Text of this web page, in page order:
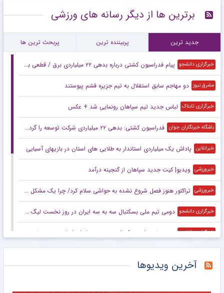
برترین ها از دیگر رسانه های ورزشی
جدید ترین پربیننده ترین پربحث ترین ها
خبرگزاری دانشجو پیام فدراسیون کشتی درباره بدهی ۲۲ میلیاردی برق / قطعی برق مکرر در کمپ تیم های ملی
مشرق نیوز دو مهاجم سابق استقلال به تیم جزیره قشم پیوستند
خبرگزاری تابناک لباس جدید تیم سپاهان رونمایی شد + عکس
باشگاه خبرنگاران جوان فدراسیون کشتی: بدهی ۲۲ میلیاردی شرکت توسعه را گردن ما نیندازید!
خبرانلاین پاداش یک میلیاردی استاندار به طلایی های استان در بازیهای آسیایی
خبرورزشی ویدیو| کیت جدید سپاهان از گنجینه درآمد
خبرورزشی تراکتور هنوز فصل شروع نشده به حواشی سلام کرد/ چرا یک مشکل همیشه برای همه در این تیم تکرار می‌شود؟!
خبرگزاری دانشجو دومی تیم ملی بسکتبال سه به سه ایران در روز نخست لیگ ملت‌های زیر ۲۳ سال آسیا
خبرگزاری دانشجو سومی تیم ملی بسکتبال سه به سه بانوان ایران در روز نخست لیگ ملت‌های زیر ۲۳ سال آسیا
آخرین ویدیوها